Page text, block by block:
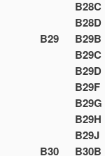
B28C
B28D
B29 B29B
B29C
B29D
B29F
B29G
B29H
B29J
B30 B30B